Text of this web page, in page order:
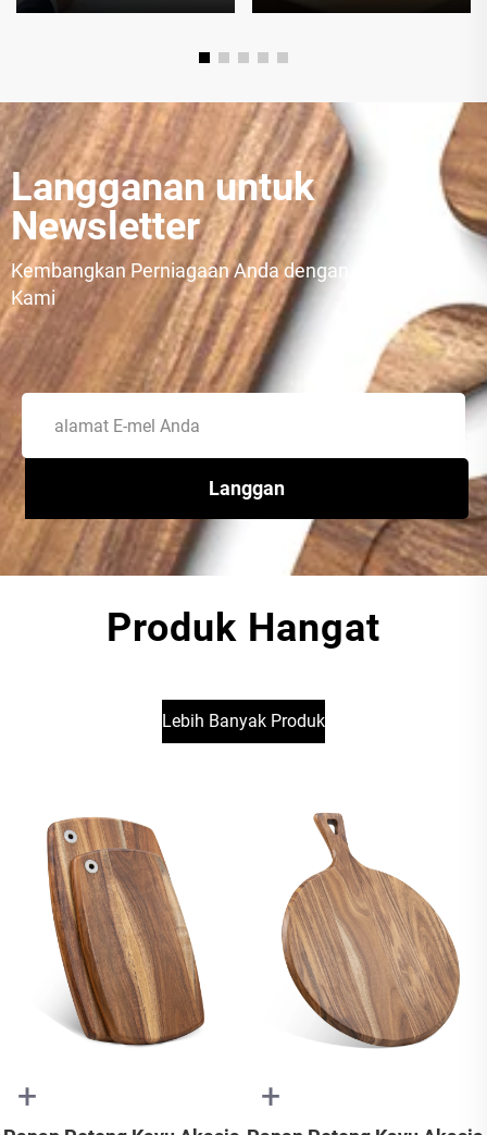
Langganan untuk
Newsletter
Kembangkan Perniagaan Anda dengan Agensi Seo
Kami
Langgan
Produk Hangat
Lebih Banyak Produk
+ +